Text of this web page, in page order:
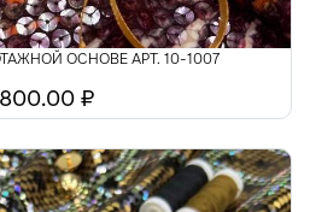
ОСНОВЕ АРТ. 10-1007
₽